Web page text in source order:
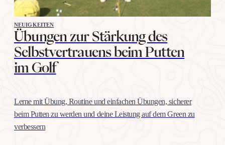
NEUIGKEITEN
Übungen zur Stärkung des
Selbstvertrauens beim Putten
im Golf
Lerne mit Übung, Routine und einfachen Übungen, sicherer
beim Putten zu werden und deine Leistung auf dem Green zu
verbessern